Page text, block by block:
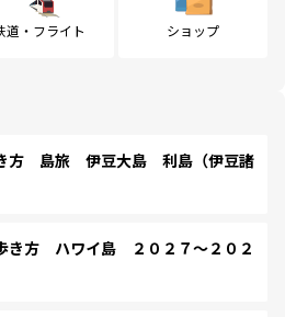
道・フライト ショップ
方 島旅 伊豆大島 利島（伊豆諸
き方 ハワイ島 ２０２７～２０２